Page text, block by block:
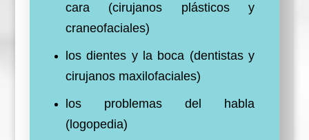
cara (cirujanos plásticos y
craneofaciales)
los dientes y la boca (dentistas y
cirujanos maxilofaciales)
los problemas del habla
(logopedia)